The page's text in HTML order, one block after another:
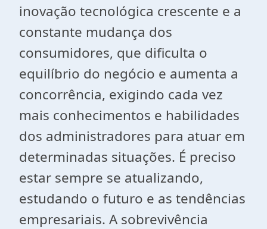
inovação tecnológica crescente e a
constante mudança dos
consumidores, que dificulta o
equilíbrio do negócio e aumenta a
concorrência, exigindo cada vez
mais conhecimentos e habilidades
dos administradores para atuar em
determinadas situações. É preciso
estar sempre se atualizando,
estudando o futuro e as tendências
empresariais. A sobrevivência